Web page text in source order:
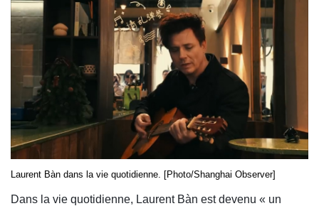
Laurent Bàn dans la vie quotidienne. [Photo/Shanghai Observer]
Dans la vie quotidienne, Laurent Bàn est devenu « un